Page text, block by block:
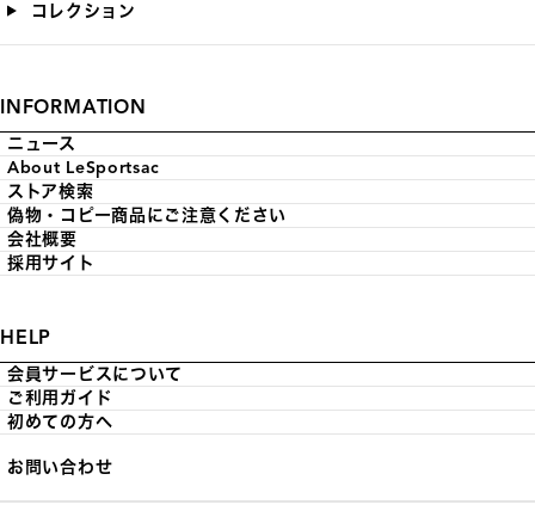
コレクション
INFORMATION
ニュース
About LeSportsac
ストア検索
偽物・コピー商品にご注意ください
会社概要
採用サイト
HELP
会員サービスについて
ご利用ガイド
初めての方へ
お問い合わせ